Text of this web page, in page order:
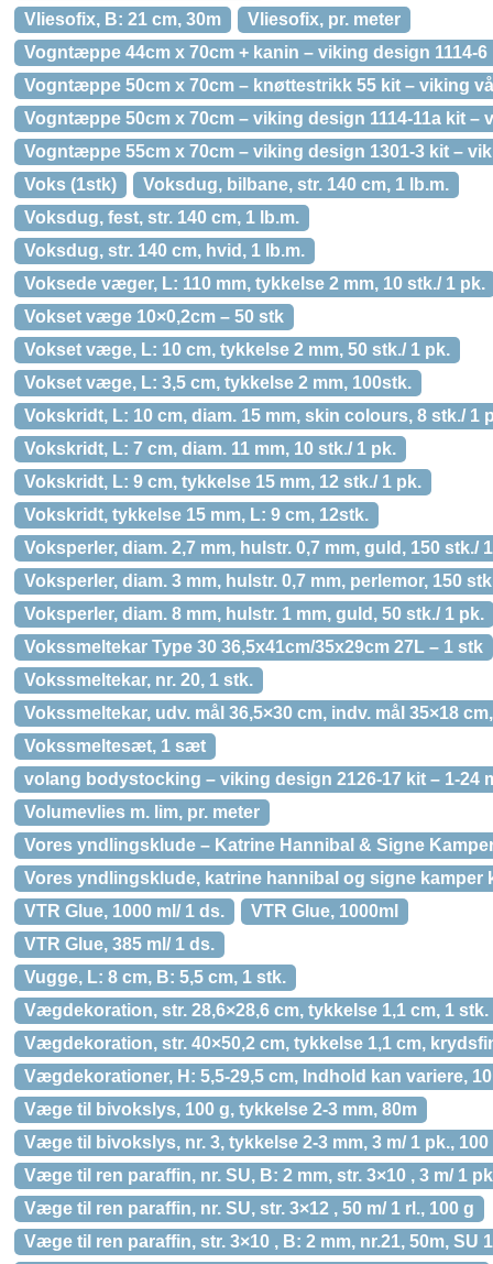
Vliesofix, B: 21 cm, 30m
Vliesofix, pr. meter
Vogntæppe 44cm x 70cm + kanin – viking design 1114-
Vogntæppe 50cm x 70cm – knøttestrikk 55 kit – viking
Vogntæppe 50cm x 70cm – viking design 1114-11a kit –
Vogntæppe 55cm x 70cm – viking design 1301-3 kit –
Voks (1stk)
Voksdug, bilbane, str. 140 cm, 1 lb.m.
Voksdug, fest, str. 140 cm, 1 lb.m.
Voksdug, str. 140 cm, hvid, 1 lb.m.
Voksede væger, L: 110 mm, tykkelse 2 mm, 10 stk./ 1 pk.
Vokset væge 10×0,2cm – 50 stk
Vokset væge, L: 10 cm, tykkelse 2 mm, 50 stk./ 1 pk.
Vokset væge, L: 3,5 cm, tykkelse 2 mm, 100stk.
Vokskridt, L: 10 cm, diam. 15 mm, skin colours, 8 stk./ 1
Vokskridt, L: 7 cm, diam. 11 mm, 10 stk./ 1 pk.
Vokskridt, L: 9 cm, tykkelse 15 mm, 12 stk./ 1 pk.
Vokskridt, tykkelse 15 mm, L: 9 cm, 12stk.
Voksperler, diam. 2,7 mm, hulstr. 0,7 mm, guld, 150 stk./
Voksperler, diam. 3 mm, hulstr. 0,7 mm, perlemor, 150
Voksperler, diam. 8 mm, hulstr. 1 mm, guld, 50 stk./ 1 pk.
Vokssmeltekar Type 30 36,5x41cm/35x29cm 27L – 1 stk
Vokssmeltekar, nr. 20, 1 stk.
Vokssmeltekar, udv. mål 36,5×30 cm, indv. mål 35×18
Vokssmeltesæt, 1 sæt
volang bodystocking – viking design 2126-17 kit – 1-24
Volumevlies m. lim, pr. meter
Vores yndlingsklude – Katrine Hannibal & Signe
Vores yndlingsklude, katrine hannibal og signe kamper
VTR Glue, 1000 ml/ 1 ds.
VTR Glue, 1000ml
VTR Glue, 385 ml/ 1 ds.
Vugge, L: 8 cm, B: 5,5 cm, 1 stk.
Vægdekoration, str. 28,6×28,6 cm, tykkelse 1,1 cm, 1 stk.
Vægdekoration, str. 40×50,2 cm, tykkelse 1,1 cm,
Vægdekorationer, H: 5,5-29,5 cm, Indhold kan variere,
Væge til bivokslys, 100 g, tykkelse 2-3 mm, 80m
Væge til bivokslys, nr. 3, tykkelse 2-3 mm, 3 m/ 1 pk., 100
Væge til ren paraffin, nr. SU, B: 2 mm, str. 3×10 , 3 m/ 1
Væge til ren paraffin, nr. SU, str. 3×12 , 50 m/ 1 rl., 100 g
Væge til ren paraffin, str. 3×10 , B: 2 mm, nr.21, 50m, SU